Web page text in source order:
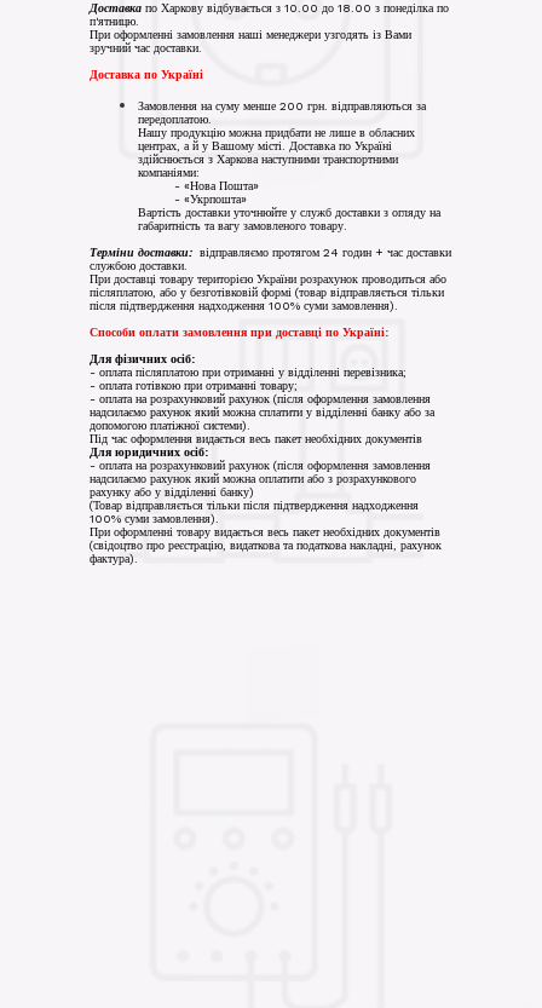
Доставка по Харкову відбувається з 10.00 до 18.00 з понеділка по
п'ятницю.
При оформленні замовлення наші менеджери узгодять із Вами
зручний час доставки.
Доставка по Україні
Замовлення на суму менше 200 грн. відправляються за
передоплатою.
Нашу продукцію можна придбати не лише в обласних
центрах, а й у Вашому місті. Доставка по Україні
здійснюється з Харкова наступними транспортними
компаніями:
- «Нова Пошта»
- «Укрпошта»
Вартість доставки уточнюйте у служб доставки з огляду на
габаритність та вагу замовленого товару.
Терміни доставки: відправляємо протягом 24 годин + час доставки
службою доставки.
При доставці товару територією України розрахунок проводиться або
післяплатою, або у безготівковій формі (товар відправляється тільки
після підтвердження надходження 100% суми замовлення).
Способи оплати замовлення при доставці по Україні:
Для фізичних осіб:
- оплата післяплатою при отриманні у відділенні перевізника;
- оплата готівкою при отриманні товару;
- оплата на розрахунковий рахунок (після оформлення замовлення
надсилаємо рахунок який можна сплатити у відділенні банку або за
допомогою платіжної системи).
Під час оформлення видається весь пакет необхідних документів
Для юридичних осіб:
- оплата на розрахунковий рахунок (після оформлення замовлення
надсилаємо рахунок який можна оплатити або з розрахункового
рахунку або у відділенні банку)
(Товар відправляється тільки після підтвердження надходження
100% суми замовлення).
При оформленні товару видається весь пакет необхідних документів
(свідоцтво про реєстрацію, видаткова та податкова накладні, рахунок
фактура).